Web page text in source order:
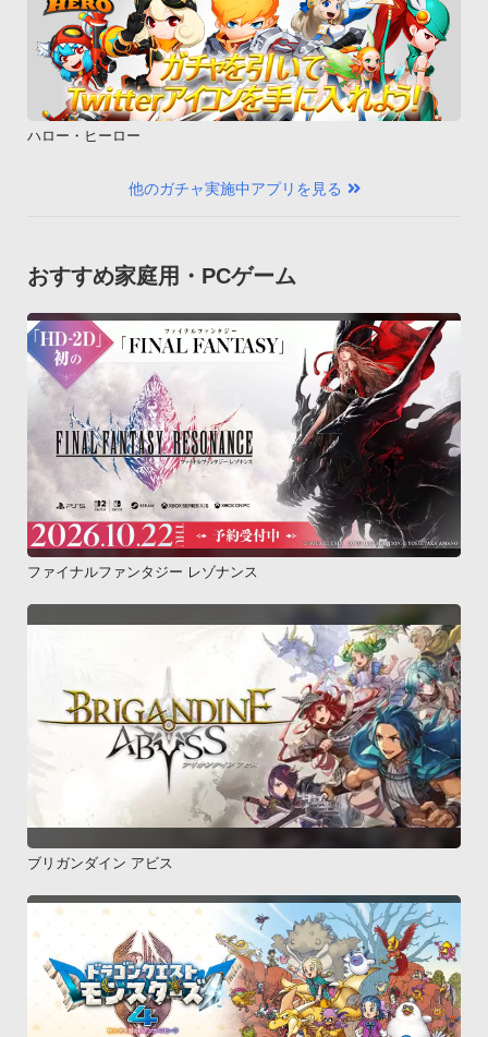
ハロー・ヒーロー
他のガチャ実施中アプリを見る
おすすめ家庭用・PCゲーム
ファイナルファンタジー レゾナンス
ブリガンダイン アビス